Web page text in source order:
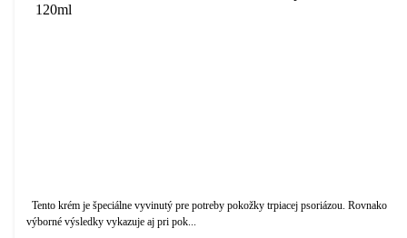
Tento krém je špeciálne vyvinutý pre potreby pokožky trpiacej psoriázou. Rovnako
výborné výsledky vykazuje aj pri pok...